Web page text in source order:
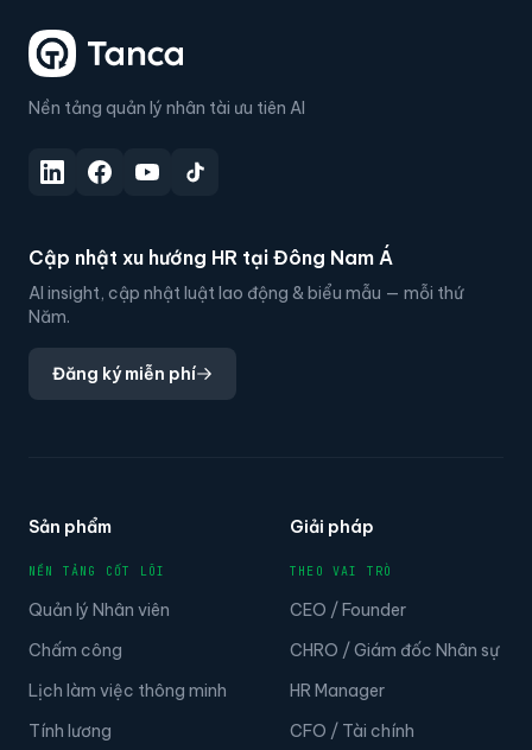
Nền tảng quản lý nhân tài ưu tiên AI
Cập nhật xu hướng HR tại Đông Nam Á
AI insight, cập nhật luật lao động & biểu mẫu — mỗi thứ
Năm.
Đăng ký miễn phí
Sản phẩm
NỀN TẢNG CỐT LÕI
Quản lý Nhân viên
Chấm công
Lịch làm việc thông minh
Tính lương
Giải pháp
THEO VAI TRÒ
CEO / Founder
CHRO / Giám đốc Nhân sự
HR Manager
CFO / Tài chính